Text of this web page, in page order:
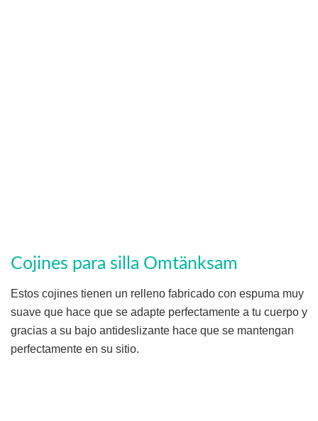
Cojines para silla Omtänksam
Estos cojines tienen un relleno fabricado con espuma muy
suave que hace que se adapte perfectamente a tu cuerpo y
gracias a su bajo antideslizante hace que se mantengan
perfectamente en su sitio.